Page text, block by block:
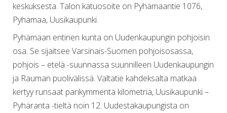
keskuksesta. Talon katuosoite on Pyhämaantie 1076,
Pyhämaa, Uusikaupunki.
Pyhämaan entinen kunta on Uudenkaupungin pohjoisin
osa. Se sijaitsee Varsinais-Suomen pohjoisosassa,
pohjois – etelä -suunnassa suunnilleen Uudenkaupungin
ja Rauman puolivälissä. Valtatie kahdeksalta matkaa
kertyy runsaat parikymmentä kilometriä, Uusikaupunki –
Pyhäranta -tieltä noin 12. Uudestakaupungista on